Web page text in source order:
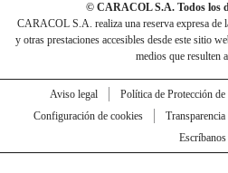
© CARACOL S.A. Todos los
CARACOL S.A. realiza una reserva expresa de
y otras prestaciones accesibles desde este sitio
medios que resulten
Aviso legal Política de Protección de
Configuración de cookies
Transparencia
Escríbanos